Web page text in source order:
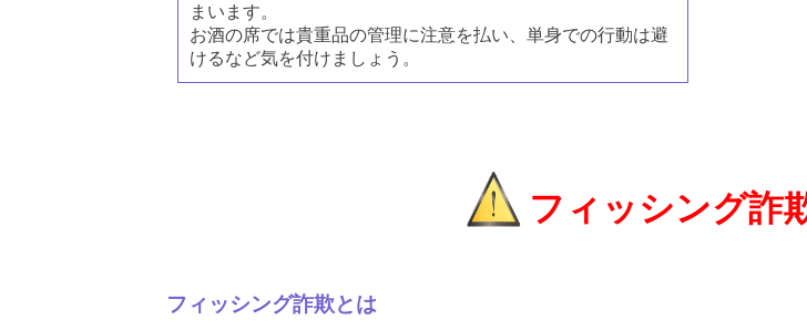
まいます。
お酒の席では貴重品の管理に注意を払い、単身での行動は避
けるなど気を付けましょう。
フィッシング詐
フィッシング詐欺とは